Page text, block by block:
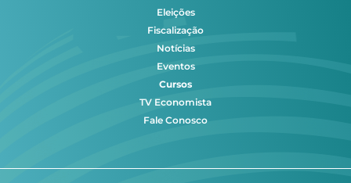
Eleições
Fiscalização
Notícias
Eventos
Cursos
TV Economista
Fale Conosco